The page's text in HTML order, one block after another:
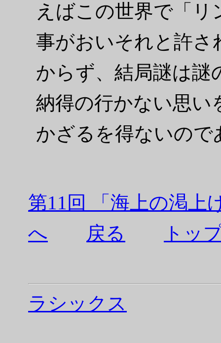
えばこの世界で「
事がおいそれと許
からず、結局謎は謎
納得の行かない思い
かざるを得ないので
第11回 「海上の渇上
へ
戻る トッ
ラシックス